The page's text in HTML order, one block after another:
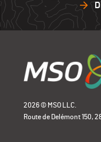
2026 © MSO LLC.
Route de Delémont 150,